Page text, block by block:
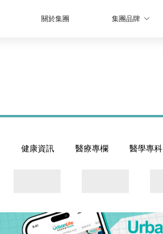
關於集團 集團品牌
健康資訊 醫療專欄 醫學專科